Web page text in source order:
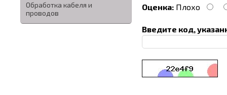
Обработка кабеля и
проводов
Оценка: Плохо
Введите код,